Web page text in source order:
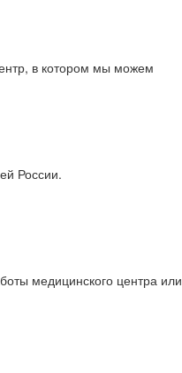
в котором мы можем
России.
медицинского центра или